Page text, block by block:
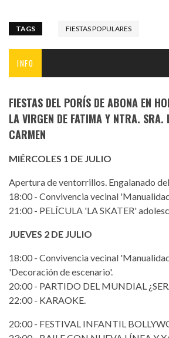
TAGS FIESTAS POPULARES
INFO
FIESTAS DEL PORÍS DE ABONA EN
LA VIRGEN DE FATIMA Y NTRA. SRA.
CARMEN
MIÉRCOLES 1 DE JULIO
Apertura de ventorrillos. Engalanado
18:00 - Convivencia vecinal
21:00 - PELÍCULA 'LA SKATER'
JUEVES 2 DE JULIO
18:00 - Convivencia vecinal
'Decoración de escenario'.
20:00 - PARTIDO DEL MUNDIAL
22:00 - KARAOKE.
20:00 - FESTIVAL INFANTIL